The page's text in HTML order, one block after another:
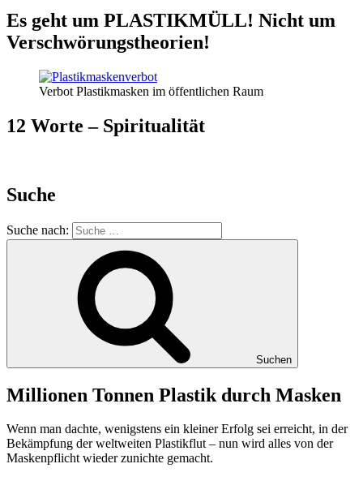
Es geht um PLASTIKMÜLL! Nicht um
Verschwörungstheorien!
Verbot Plastikmasken im öffentlichen Raum
12 Worte – Spiritualität
Suche
Suche nach:
Suchen
Millionen Tonnen Plastik durch Masken
Wenn man dachte, wenigstens ein kleiner Erfolg sei erreicht, in der
Bekämpfung der weltweiten Plastikflut – nun wird alles von der
Maskenpflicht wieder zunichte gemacht.